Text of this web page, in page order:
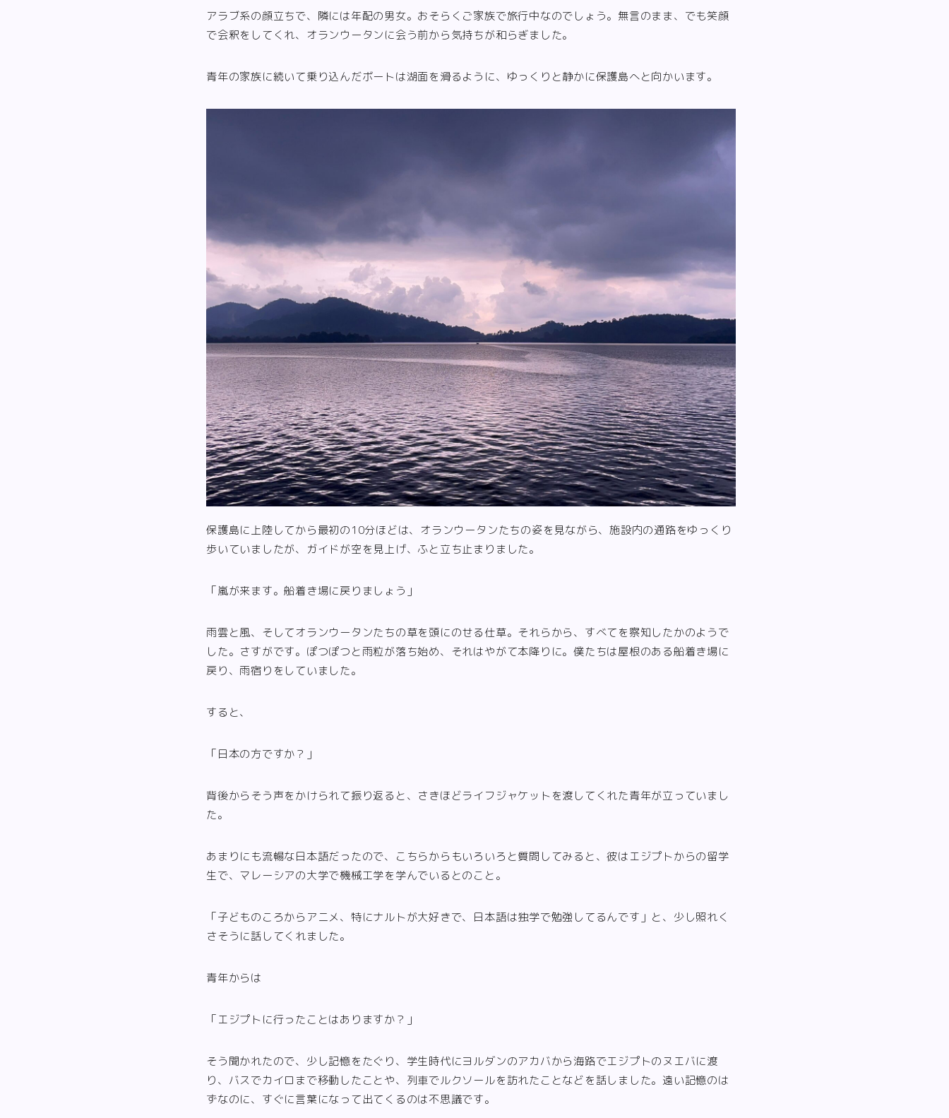
アラブ系の顔立ちで、隣には年配の男女。おそらくご家族で旅行中なのでしょう。無言のまま、でも笑顔
で会釈をしてくれ、オランウータンに会う前から気持ちが和らぎました。
青年の家族に続いて乗り込んだボートは湖面を滑るように、ゆっくりと静かに保護島へと向かいます。
保護島に上陸してから最初の10分ほどは、オランウータンたちの姿を見ながら、施設内の通路をゆっくり
歩いていましたが、ガイドが空を見上げ、ふと立ち止まりました。
「嵐が来ます。船着き場に戻りましょう」
雨雲と風、そしてオランウータンたちの草を頭にのせる仕草。それらから、すべてを察知したかのようで
した。さすがです。ぽつぽつと雨粒が落ち始め、それはやがて本降りに。僕たちは屋根のある船着き場に
戻り、雨宿りをしていました。
すると、
「日本の方ですか？」
背後からそう声をかけられて振り返ると、さきほどライフジャケットを渡してくれた青年が立っていまし
た。
あまりにも流暢な日本語だったので、こちらからもいろいろと質問してみると、彼はエジプトからの留学
生で、マレーシアの大学で機械工学を学んでいるとのこと。
「子どものころからアニメ、特にナルトが大好きで、日本語は独学で勉強してるんです」と、少し照れく
さそうに話してくれました。
青年からは
「エジプトに行ったことはありますか？」
そう聞かれたので、少し記憶をたぐり、学生時代にヨルダンのアカバから海路でエジプトのヌエバに渡
り、バスでカイロまで移動したことや、列車でルクソールを訪れたことなどを話しました。遠い記憶のは
ずなのに、すぐに言葉になって出てくるのは不思議です。